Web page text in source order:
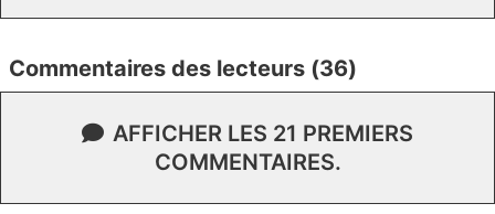
Commentaires des lecteurs (36)
AFFICHER LES 21 PREMIERS
COMMENTAIRES.